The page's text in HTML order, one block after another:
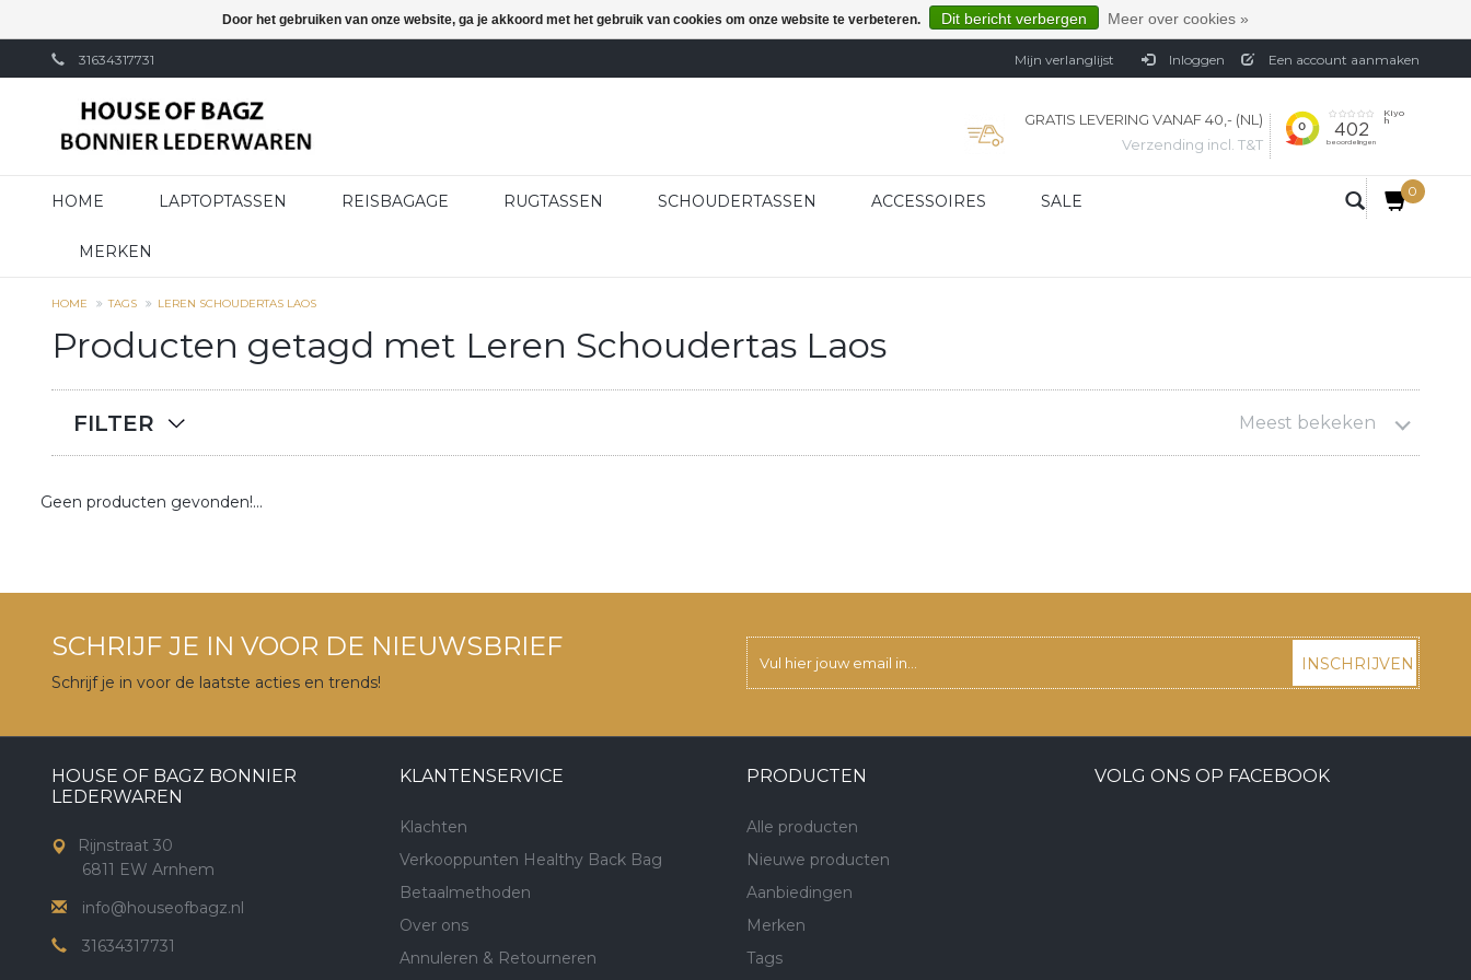
31634317731 Mijn verlanglijst Inloggen Een account aanmaken
GRATIS LEVERING VANAF 40,- (NL)
Verzending incl. T&T
HOME LAPTOPTASSEN REISBAGAGE RUGTASSEN SCHOUDERTASSEN ACCESSOIRES SALE
MERKEN
0
HOME TAGS LEREN SCHOUDERTAS LAOS
Producten getagd met Leren Schoudertas Laos
FILTER Meest bekeken
Geen producten gevonden!...
SCHRIJF JE IN VOOR DE NIEUWSBRIEF
Schrijf je in voor de laatste acties en trends!
INSCHRIJVEN
HOUSE OF BAGZ BONNIER
LEDERWAREN
Rijnstraat 30
6811 EW Arnhem
info@houseofbagz.nl
31634317731
KLANTENSERVICE
Klachten
Verkooppunten Healthy Back Bag
Betaalmethoden
Over ons
Annuleren & Retourneren
PRODUCTEN
Alle producten
Nieuwe producten
Aanbiedingen
Merken
Tags
VOLG ONS OP FACEBOOK
Door het gebruiken van onze website, ga je akkoord met het gebruik van cookies om onze website te verbeteren. Dit bericht verbergen Meer over cookies »